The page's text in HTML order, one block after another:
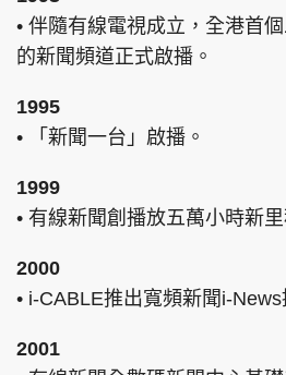
• 伴隨有線電視成立，全港首
的新聞頻道正式啟播。
1995
• 「新聞一台」啟播。
1999
• 有線新聞創播放五萬小時新里
2000
• i-CABLE推出寬頻新聞i-
2001